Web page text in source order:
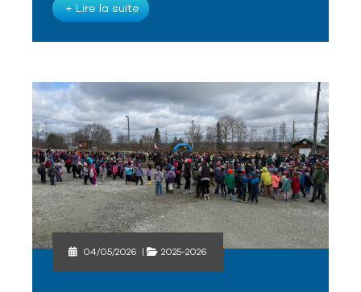
+ Lire la suite
04/05/2026 | 2025-2026